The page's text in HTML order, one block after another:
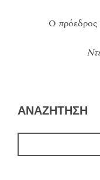
Ο πρόεδρος
ΑΝΑΖΗΤΗΣΗ